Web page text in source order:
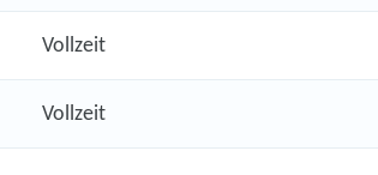
Vollzeit
Vollzeit